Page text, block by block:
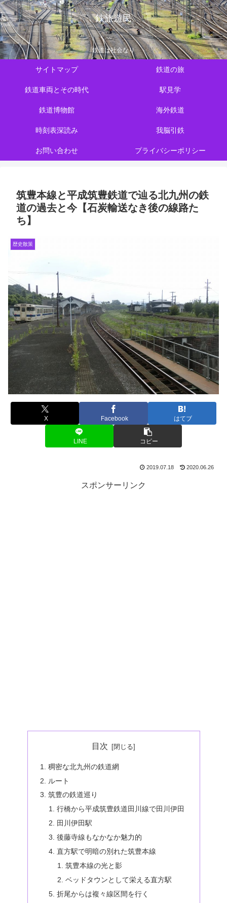
鉄旅遊民
鉄道は社会なり
サイトマップ 鉄道の旅
鉄道車両とその時代 駅見学
鉄道博物館 海外鉄道
時刻表深読み 我脳引鉄
お問い合わせ プライバシーポリシー
筑豊本線と平成筑豊鉄道で辿る北九州の鉄
道の過去と今【石炭輸送なき後の線路た
ち】
歴史散策
X Facebook はてブ
LINE コピー
2019.07.18 2020.06.26
スポンサーリンク
目次
稠密な北九州の鉄道網
ルート
筑豊の鉄道巡り
行橋から平成筑豊鉄道田川線で田川伊田
田川伊田駅
後藤寺線もなかなか魅力的
直方駅で明暗の別れた筑豊本線
筑豊本線の光と影
ベッドタウンとして栄える直方駅
折尾からは複々線区間を行く